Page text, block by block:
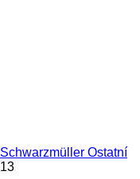
Schwarzmüller Ostatní
13